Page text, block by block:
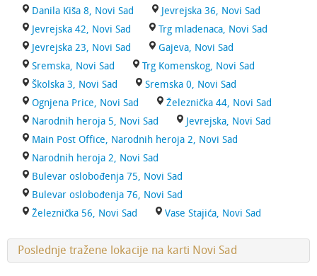
Danila Kiša 8, Novi Sad
Jevrejska 36, Novi Sad
Jevrejska 42, Novi Sad
Trg mladenaca, Novi Sad
Jevrejska 23, Novi Sad
Gajeva, Novi Sad
Sremska, Novi Sad
Trg Komenskog, Novi Sad
Školska 3, Novi Sad
Sremska 0, Novi Sad
Ognjena Price, Novi Sad
Železnička 44, Novi Sad
Narodnih heroja 5, Novi Sad
Jevrejska, Novi Sad
Main Post Office, Narodnih heroja 2, Novi Sad
Narodnih heroja 2, Novi Sad
Bulevar oslobođenja 75, Novi Sad
Bulevar oslobođenja 76, Novi Sad
Železnička 56, Novi Sad
Vase Stajića, Novi Sad
Poslednje tražene lokacije na karti Novi Sad